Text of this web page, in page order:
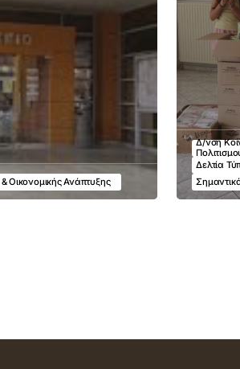
Οικονομικής Ανάπτυξης
Δ/νση
Δελτία